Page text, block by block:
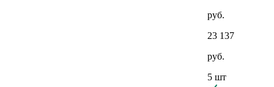
руб.
23 137
руб.
5 шт